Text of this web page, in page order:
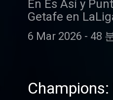
En Es Así y
Getafe en
6 Mar 2026 - 48